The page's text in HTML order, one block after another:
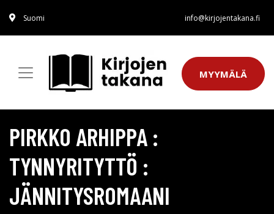
Suomi info@kirjojentakana.fi
MYYMÄLÄ
PIRKKO ARHIPPA :
TYNNYRITYTTÖ :
JÄNNITYSROMAANI